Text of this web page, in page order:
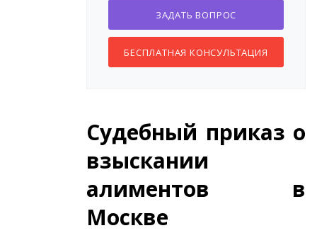
ЗАДАТЬ ВОПРОС
БЕСПЛАТНАЯ КОНСУЛЬТАЦИЯ
Судебный приказ о
взыскании
алиментов в
Москве